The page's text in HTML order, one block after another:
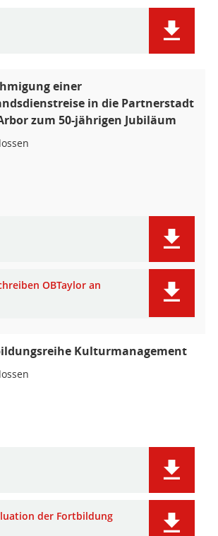
einer
in die Partnerstadt
zum 50-jährigen Jubiläum
OBTaylor an
Kulturmanagement
der Fortbildung